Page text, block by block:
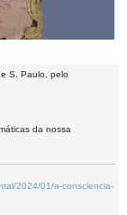
S. Paulo, pelo
da nossa
2024/01/a-consciencia-